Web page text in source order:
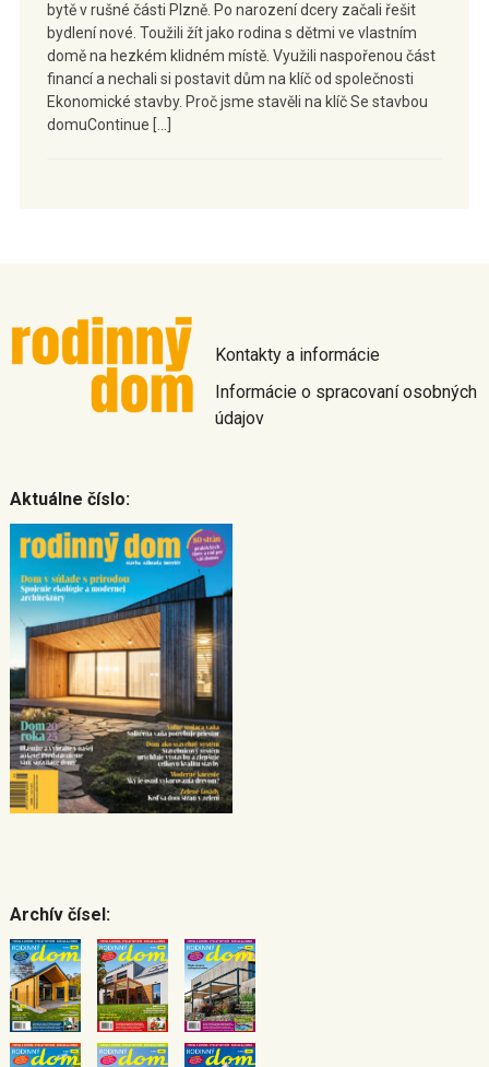
bytě v rušné části Plzně. Po narození dcery začali řešit
bydlení nové. Toužili žít jako rodina s dětmi ve vlastním
domě na hezkém klidném místě. Využili naspořenou část
financí a nechali si postavit dům na klíč od společnosti
Ekonomické stavby. Proč jsme stavěli na klíč Se stavbou
domuContinue […]
Kontakty a informácie
Informácie o spracovaní osobných
údajov
Aktuálne číslo:
Archív čísel: